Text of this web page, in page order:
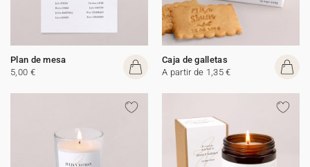
Plan de mesa
5,00 €
Caja de galletas
A partir de 1,35 €